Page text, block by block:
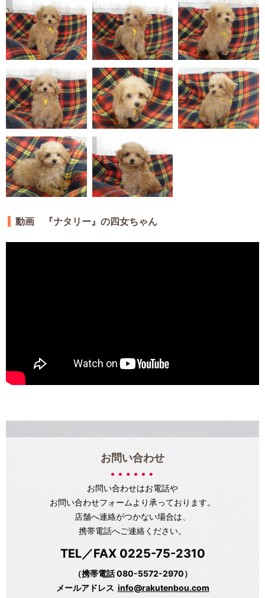
動画 『ナタリー』の四女ちゃん
お問い合わせ
お問い合わせはお電話や
お問い合わせフォームより承っております。
店舗へ連絡がつかない場合は、
携帯電話へご連絡ください。
TEL／FAX 0225-75-2310
（携帯電話 080-5572-2970）
メールアドレス info@rakutenbou.com